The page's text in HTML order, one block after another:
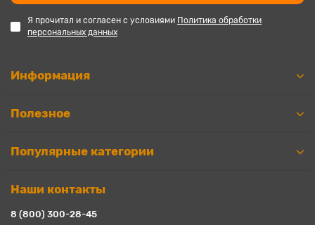
Я прочитал и согласен с условиями Политика обработки
персональных данных
Информация
Полезное
Популярные категории
Наши контакты
8 (800) 300-28-45